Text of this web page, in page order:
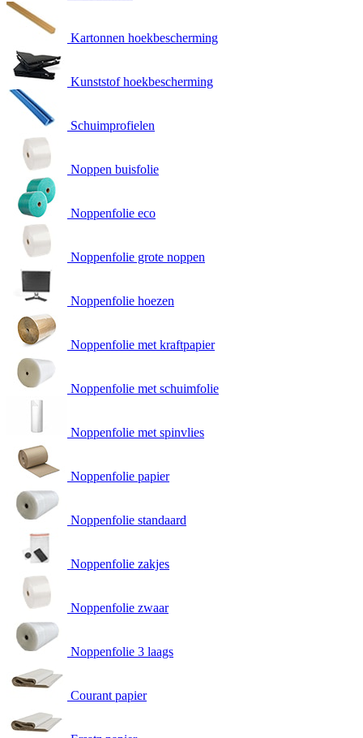
Kartonnen hoekbescherming
Kunststof hoekbescherming
Schuimprofielen
Noppen buisfolie
Noppenfolie eco
Noppenfolie grote noppen
Noppenfolie hoezen
Noppenfolie met kraftpapier
Noppenfolie met schuimfolie
Noppenfolie met spinvlies
Noppenfolie papier
Noppenfolie standaard
Noppenfolie zakjes
Noppenfolie zwaar
Noppenfolie 3 laags
Courant papier